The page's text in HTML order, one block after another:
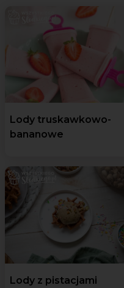
Lody truskawkowo-
bananowe
Lody z pistacjami